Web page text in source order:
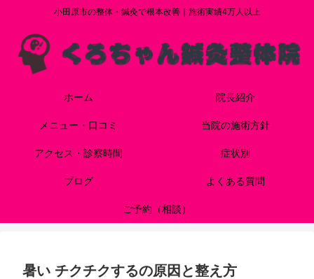
小田原市の整体・鍼灸で根本改善｜施術実績4万人以上
ホーム 院長紹介
メニュー・口コミ 当院の施術方針
アクセス・診察時間 症状別
ブログ よくある質問
ご予約（相談）
暑い チクチクするの原因と整え方